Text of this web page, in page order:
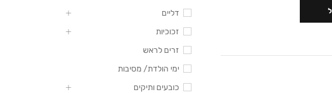
דליים
זכוכיות
זרים לראש
ימי הולדת/ מסיבות
כובעים ותיקים